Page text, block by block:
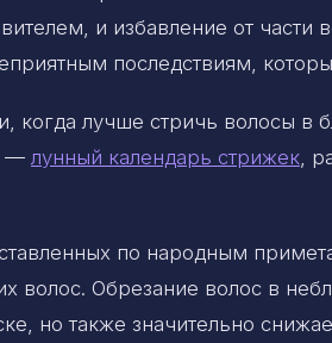
и избавление от части
последствиям,
когда лучше стричь волосы в
— лунный календарь стрижек,
по народным
волос. Обрезание волос в
но также значительно